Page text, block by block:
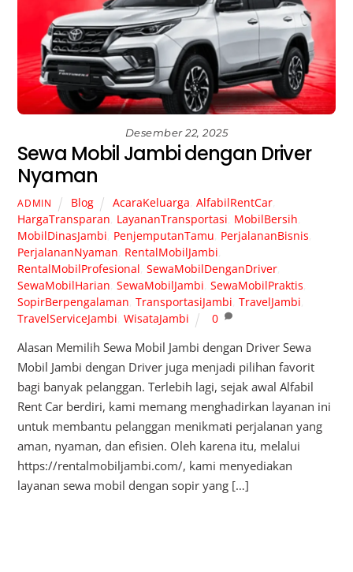
Desember 22, 2025
Sewa Mobil Jambi dengan Driver
Nyaman
ADMIN Blog AcaraKeluarga AlfabilRentCar,
HargaTransparan LayananTransportasi MobilBersih
MobilDinasJambi PenjemputanTamu PerjalananBisnis
PerjalananNyaman RentalMobilJambi
RentalMobilProfesional ,SewaMobilDenganDriver
SewaMobilHarian ,SewaMobilJambi ,SewaMobilPraktis
SopirBerpengalaman ,TransportasiJambi ,TravelJambi
TravelServiceJambi ,WisataJambi 0
Alasan Memilih Sewa Mobil Jambi dengan Driver Sewa
Mobil Jambi dengan Driver juga menjadi pilihan favorit
bagi banyak pelanggan. Terlebih lagi, sejak awal Alfabil
Rent Car berdiri, kami memang menghadirkan layanan ini
untuk membantu pelanggan menikmati perjalanan yang
aman, nyaman, dan efisien. Oleh karena itu, melalui
https://rentalmobiljambi.com/, kami menyediakan
layanan sewa mobil dengan sopir yang […]